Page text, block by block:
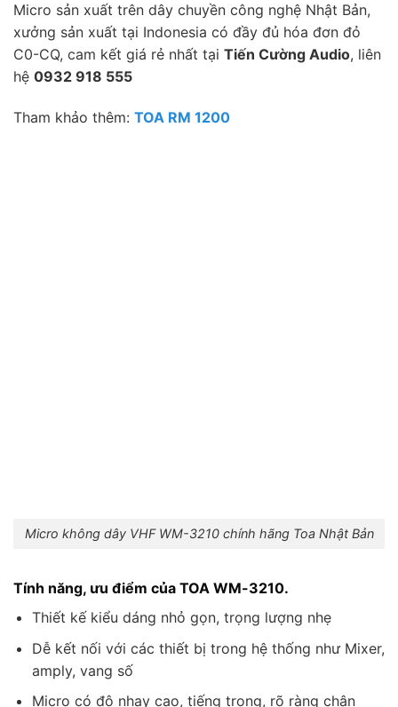
Micro sản xuất trên dây chuyền công nghệ Nhật Bản,
xưởng sản xuất tại Indonesia có đầy đủ hóa đơn đỏ
C0-CQ, cam kết giá rẻ nhất tại Tiến Cường Audio, liên
hệ 0932 918 555
Tham khảo thêm: TOA RM 1200
Micro không dây VHF WM-3210 chính hãng Toa Nhật Bản
Tính năng, ưu điểm của TOA WM-3210.
Thiết kế kiểu dáng nhỏ gọn, trọng lượng nhẹ
Dễ kết nối với các thiết bị trong hệ thống như Mixer,
amply, vang số
Micro có độ nhạy cao, tiếng trong, rõ ràng chân